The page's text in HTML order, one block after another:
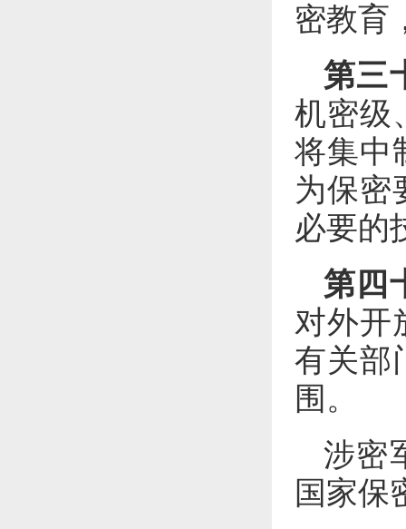
密教育
第三
机密级
将集中
为保密
必要的
第四
对外开
有关部
围。
涉密
国家保